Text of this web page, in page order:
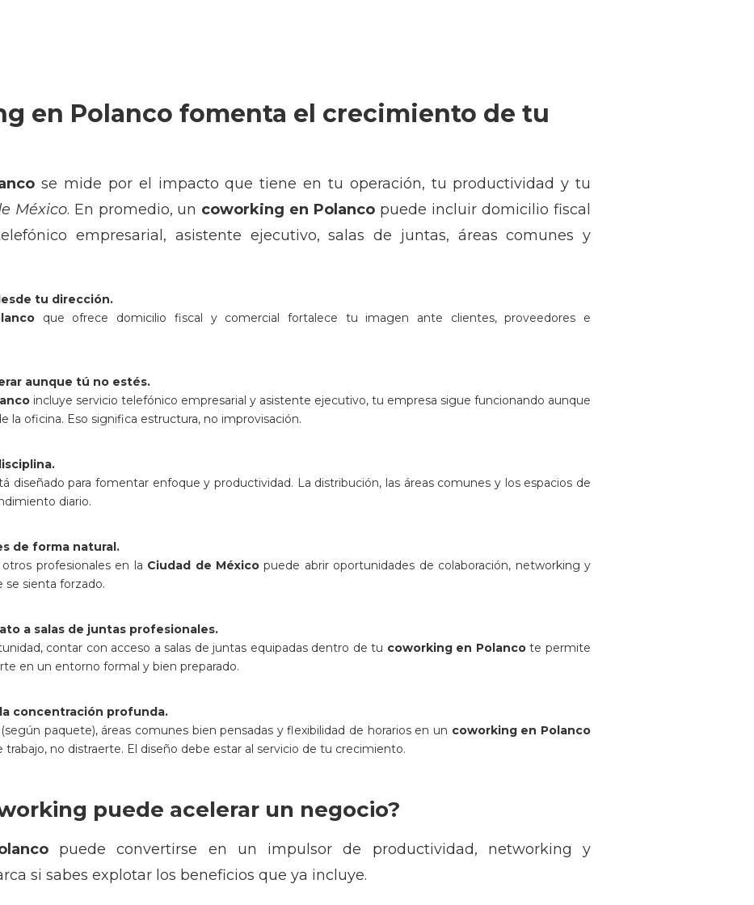
en Polanco fomenta el crecimiento de tu
se mide por el impacto que tiene en tu operación, tu productividad y tu
México. En promedio, un coworking en Polanco puede incluir domicilio fiscal
empresarial, asistente ejecutivo, salas de juntas, áreas comunes y
tu dirección.
que ofrece domicilio fiscal y comercial fortalece tu imagen ante clientes, proveedores e
aunque tú no estés.
incluye servicio telefónico empresarial y asistente ejecutivo, tu empresa sigue funcionando aunque
la oficina. Eso significa estructura, no improvisación.
diseñado para fomentar enfoque y productividad. La distribución, las áreas comunes y los espacios de
diario.
de forma natural.
profesionales en la Ciudad de Méxicopuede abrir oportunidades de colaboración, networking y
se sienta forzado.
a salas de juntas profesionales.
contar con acceso a salas de juntas equipadas dentro de tu coworking en Polancote permite
en un entorno formal y bien preparado.
concentración profunda.
paquete), áreas comunes bien pensadas y flexibilidad de horarios en un coworking en Polanco
no distraerte. El diseño debe estar al servicio de tu crecimiento.
puede acelerar un negocio?
puede convertirse en un impulsor de productividad, networking y
si sabes explotar los beneficios que ya incluye.